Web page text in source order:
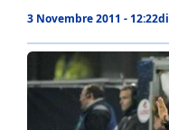
3 Novembre 2011 - 12:22di